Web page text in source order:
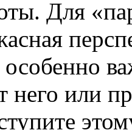
Для
него или